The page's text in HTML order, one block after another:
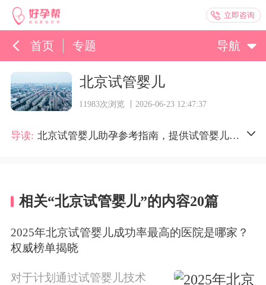
立即咨询
首页 专题 导航
北京试管婴儿
11983次浏览 丨2026-06-23 12:47:37
导读: 北京试管婴儿助孕参考指南，提供试管婴儿医院(生殖中心)费用明细、预约流程及口碑评价等实用信息，分享一代试管、二代试管、三代试管等试管婴儿真实经历，按周期量、关注度、成功率等多维度发布北京公立/私立试管医院排行榜，让更多北京的姐妹轻松掌振北京试管婴儿成功率最高的医院。
相关“北京试管婴儿”的内容20篇
2025年北京试管婴儿成功率最高的医院是哪家？
权威榜单揭晓
对于计划通过试管婴儿技术